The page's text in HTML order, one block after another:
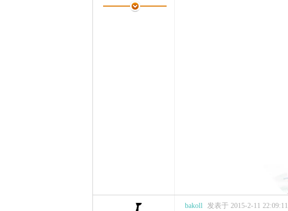
学术水平
0 点
bakoll 发表于 2015-2-11 22:09:11